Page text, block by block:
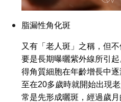
脂漏性角化斑
又有「老人斑」之稱，但
要是長期曝曬紫外線所引
得角質細胞在年齡增長中
至在20多歲時就開始出現
常是先形成曬斑，經過歲